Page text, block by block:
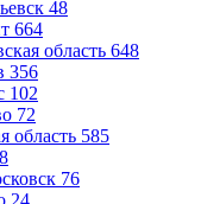
48
664
область 648
356
102
72
область 585
76
24